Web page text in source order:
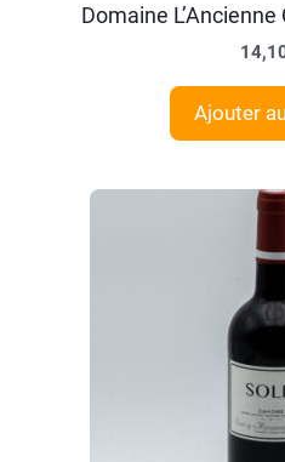
Domaine
Ajouter